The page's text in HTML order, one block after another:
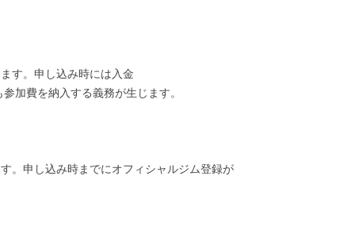
す。申し込み時には入金
加費を納入する義務が生じます。
。申し込み時までにオフィシャルジム登録が